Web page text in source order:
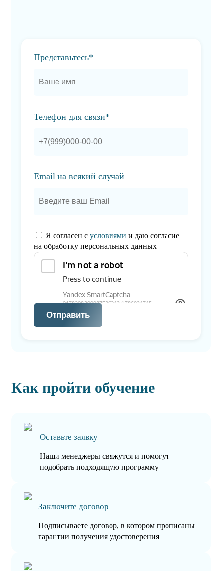
Представьтесь*
Телефон для связи*
Email на всякий случай
Я согласен с условиями и даю согласие
на обработку персональных данных
Отправить
Как пройти обучение
Оставьте заявку
Наши менеджеры свяжутся и помогут
подобрать подходящую программу
Заключите договор
Подписываете договор, в котором прописаны
гарантии получения удостоверения